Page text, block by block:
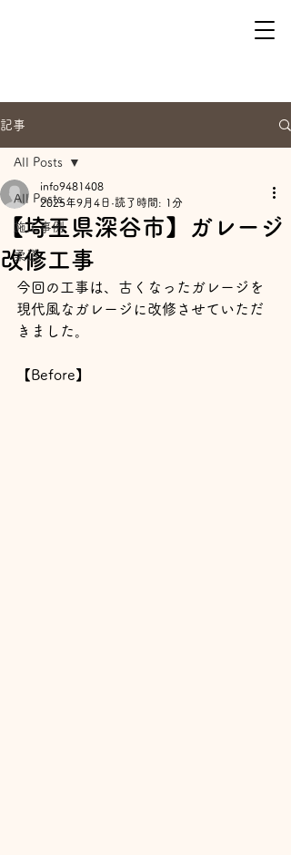
記事
All Posts
施工事例
柔道
All Posts
【埼玉県深谷市】ガレージ
改修工事
info9481408
2025年9月4日 読了時間: 1分
今回の工事は、古くなったガレージを
現代風なガレージに改修させていただ
きました。
【Before】